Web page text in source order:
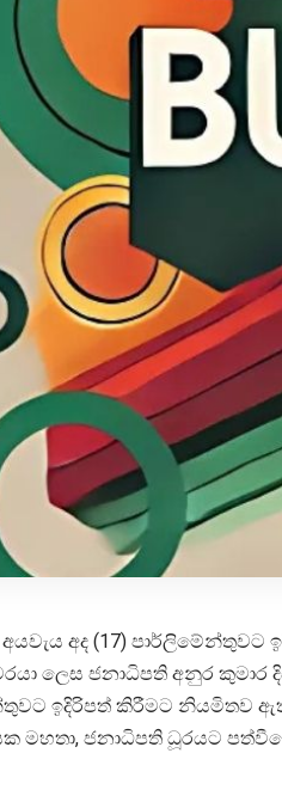
අද (17)
ලෙස ජනාධිපති අනුර කුමාර
ඉදිරිපත් කිරීමට නියමිතව
මහතා, ජනාධිපති ධූරයට